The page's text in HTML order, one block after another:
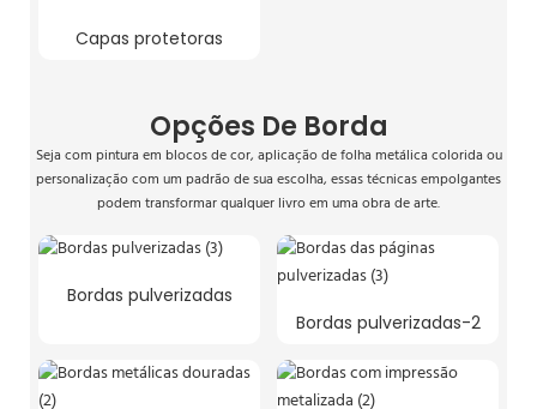
Capas protetoras
Opções De Borda
Seja com pintura em blocos de cor, aplicação de folha metálica colorida ou
personalização com um padrão de sua escolha, essas técnicas empolgantes
podem transformar qualquer livro em uma obra de arte.
Bordas pulverizadas
Bordas pulverizadas-2